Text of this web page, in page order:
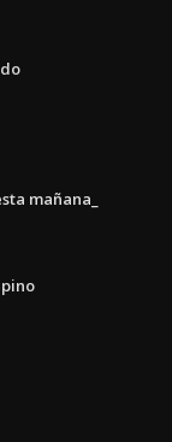
mañana_